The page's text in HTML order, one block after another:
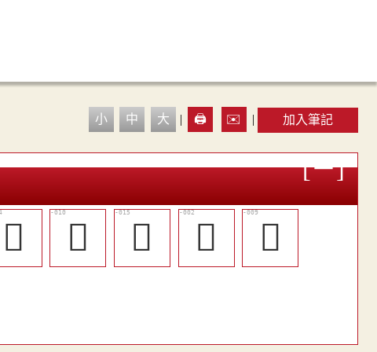
小 中 大 | 🖨️ ✉️ | 加入筆記
󰓚 󰓏 󰓓 󰓉
󰓎